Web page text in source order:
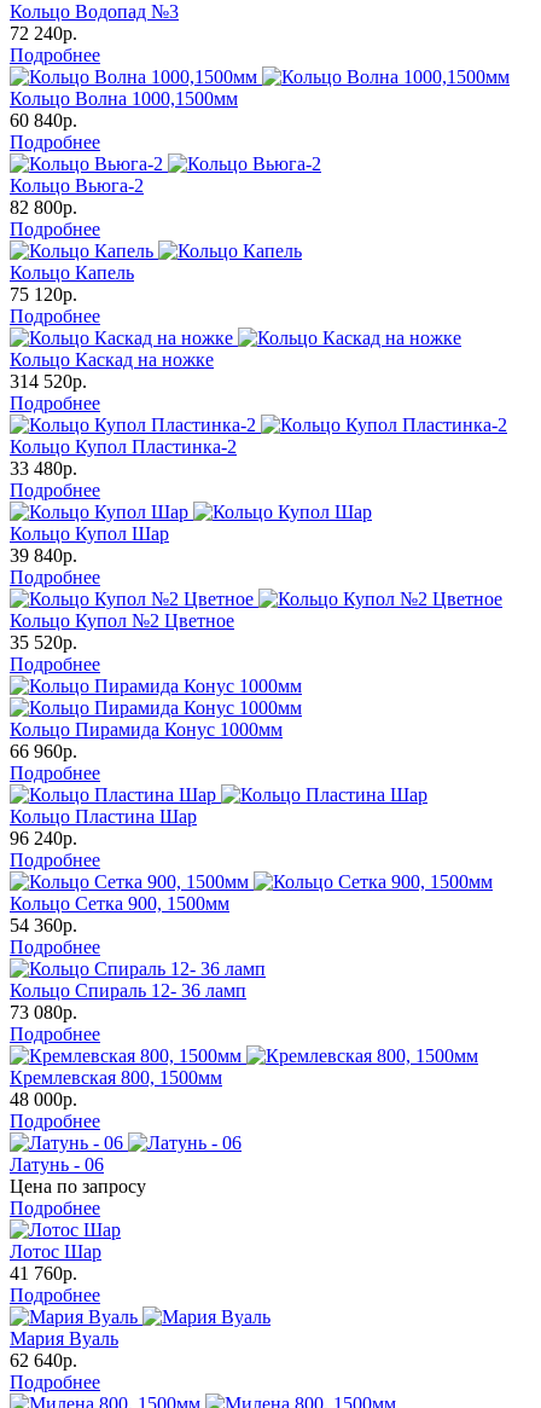
Кольцо Водопад №3
72 240р.
Подробнее
Кольцо Волна 1000,1500мм
60 840р.
Подробнее
Кольцо Вьюга-2
82 800р.
Подробнее
Кольцо Капель
75 120р.
Подробнее
Кольцо Каскад на ножке
314 520р.
Подробнее
Кольцо Купол Пластинка-2
33 480р.
Подробнее
Кольцо Купол Шар
39 840р.
Подробнее
Кольцо Купол №2 Цветное
35 520р.
Подробнее
Кольцо Пирамида Конус 1000мм
66 960р.
Подробнее
Кольцо Пластина Шар
96 240р.
Подробнее
Кольцо Сетка 900, 1500мм
54 360р.
Подробнее
Кольцо Спираль 12- 36 ламп
73 080р.
Подробнее
Кремлевская 800, 1500мм
48 000р.
Подробнее
Латунь - 06
Цена по запросу
Подробнее
Лотос Шар
41 760р.
Подробнее
Мария Вуаль
62 640р.
Подробнее